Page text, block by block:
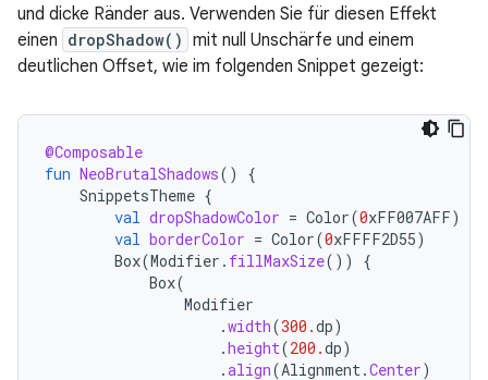
und dicke Ränder aus. Verwenden Sie für diesen Effekt
einen dropShadow() mit null Unschärfe und einem
deutlichen Offset, wie im folgenden Snippet gezeigt:
@Composable
fun NeoBrutalShadows()
{
SnippetsTheme {
val dropShadowColor = Color(0xFF007AFF)
val borderColor = Color(0xFFFF2D55)
Box(Modifier . fillMaxSize())
{
Box(
Modifier
.width(300.dp)
.height(200.dp)
.align(Alignment.Center)